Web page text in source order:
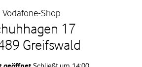
Vodafone-Shop
17
Greifswald